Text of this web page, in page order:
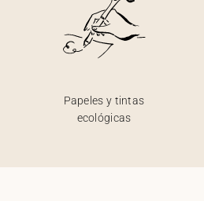
Papeles y tintas
ecológicas